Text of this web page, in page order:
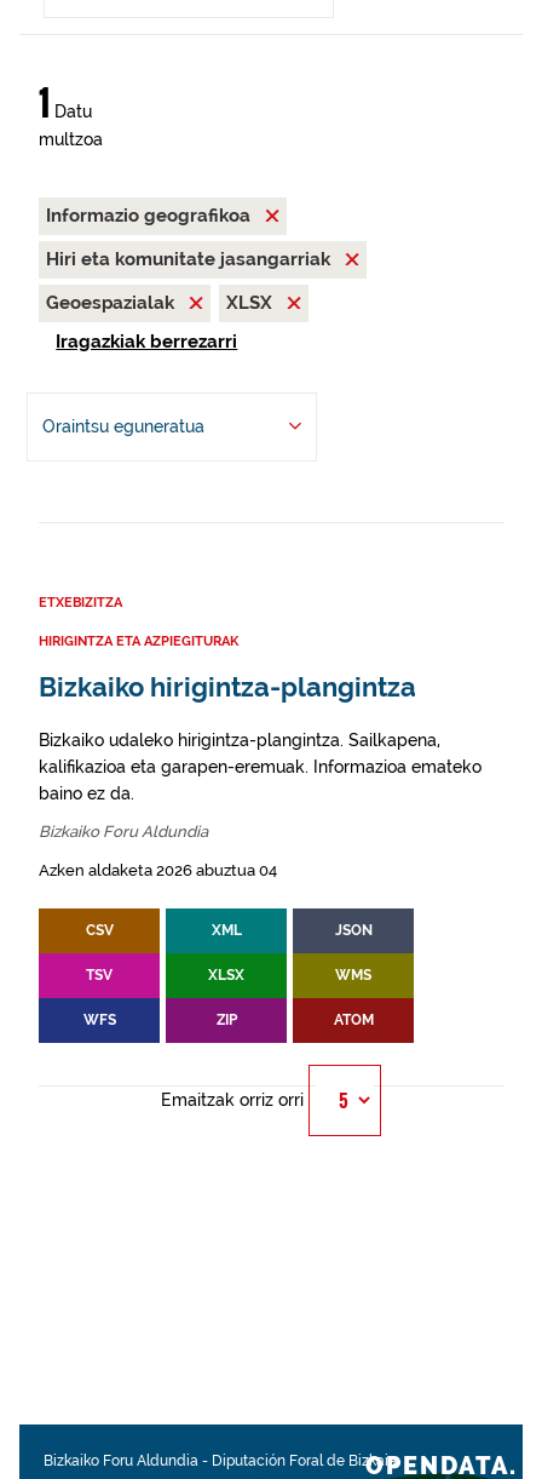
1 Datu
multzoa
Informazio geografikoa
Hiri eta komunitate jasangarriak
Geoespazialak
XLSX
Iragazkiak berrezarri
Oraintsu eguneratua
ETXEBIZITZA
HIRIGINTZA ETA AZPIEGITURAK
Bizkaiko hirigintza-plangintza
Bizkaiko udaleko hirigintza-plangintza. Sailkapena,
kalifikazioa eta garapen-eremuak. Informazioa emateko
baino ez da.
Bizkaiko Foru Aldundia
Azken aldaketa 2026 abuztua 04
CSV XML JSON
TSV XLSX WMS
WFS ZIP ATOM
Emaitzak orriz orri
Bizkaiko Foru Aldundia - Diputación Foral de BizkaiaOPENDATA.